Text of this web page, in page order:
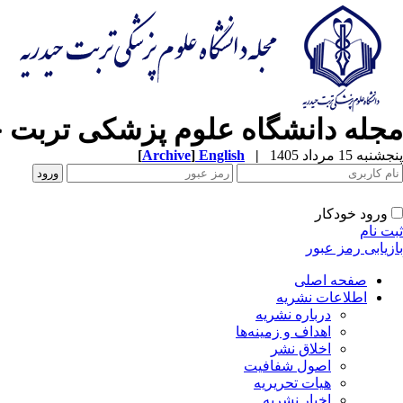
مجله دانشگاه علوم پزشکی تربت
پنجشنبه 15 مرداد 1405 |
English
[Archive]
ورود خودکار
ثبت نام
بازیابی رمز عبور
صفحه اصلی
اطلاعات نشریه
درباره نشریه
اهداف و زمینه‌ها
اخلاق نشر
اصول شفافیت
هیات تحریریه
اخبار نشریه